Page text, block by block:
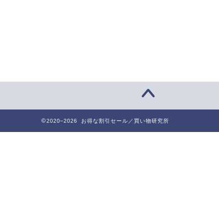
2020–2026 お得な割引セール／買い物研究所